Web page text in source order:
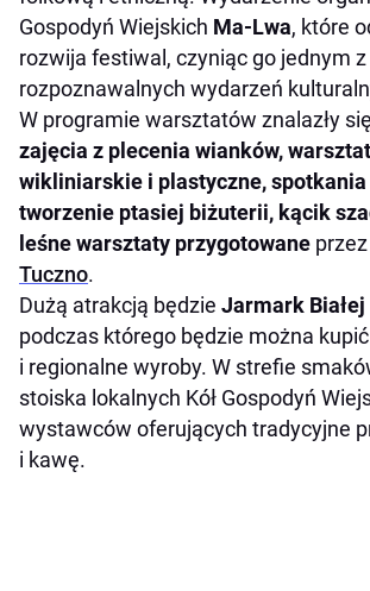
Gospodyń Wiejskich Ma-Lwa, które
rozwija festiwal, czyniąc go jednym
rozpoznawalnych wydarzeń
W programie warsztatów znalazły
zajęcia z plecenia wianków,
wikliniarskie i plastyczne, spotkania
tworzenie ptasiej biżuterii, kącik
leśne warsztaty przygotowane przez
Tuczno.
Dużą atrakcją będzie Jarmark Białej
podczas którego będzie można
i regionalne wyroby. W strefie
stoiska lokalnych Kół Gospodyń
wystawców oferujących tradycyjne
i kawę.